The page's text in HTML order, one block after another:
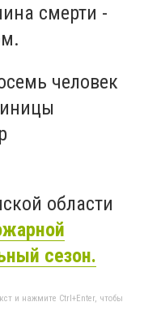
смерти -
человек
области
сезон.
и нажмите Ctrl+Enter, чтобы